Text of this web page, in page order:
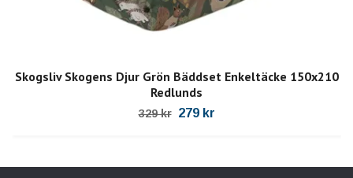
Skogsliv Skogens Djur Grön Bäddset Enkeltäcke 150x210
Redlunds
329 kr 279 kr